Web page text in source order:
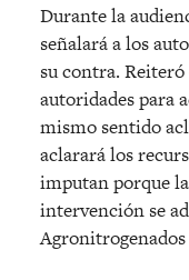
Durante la
señalará a los
su contra.
autoridades para
mismo sentido
aclarará los
imputan porque
intervención se